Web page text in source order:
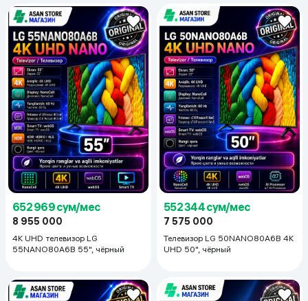
652 969 сум/мес
8 955 000
4K UHD телевизор LG
55NANO80A6B 55", чёрный
552 344 сум/мес
7 575 000
Телевизор LG 50NANO80A6B 4K
UHD 50", чёрный